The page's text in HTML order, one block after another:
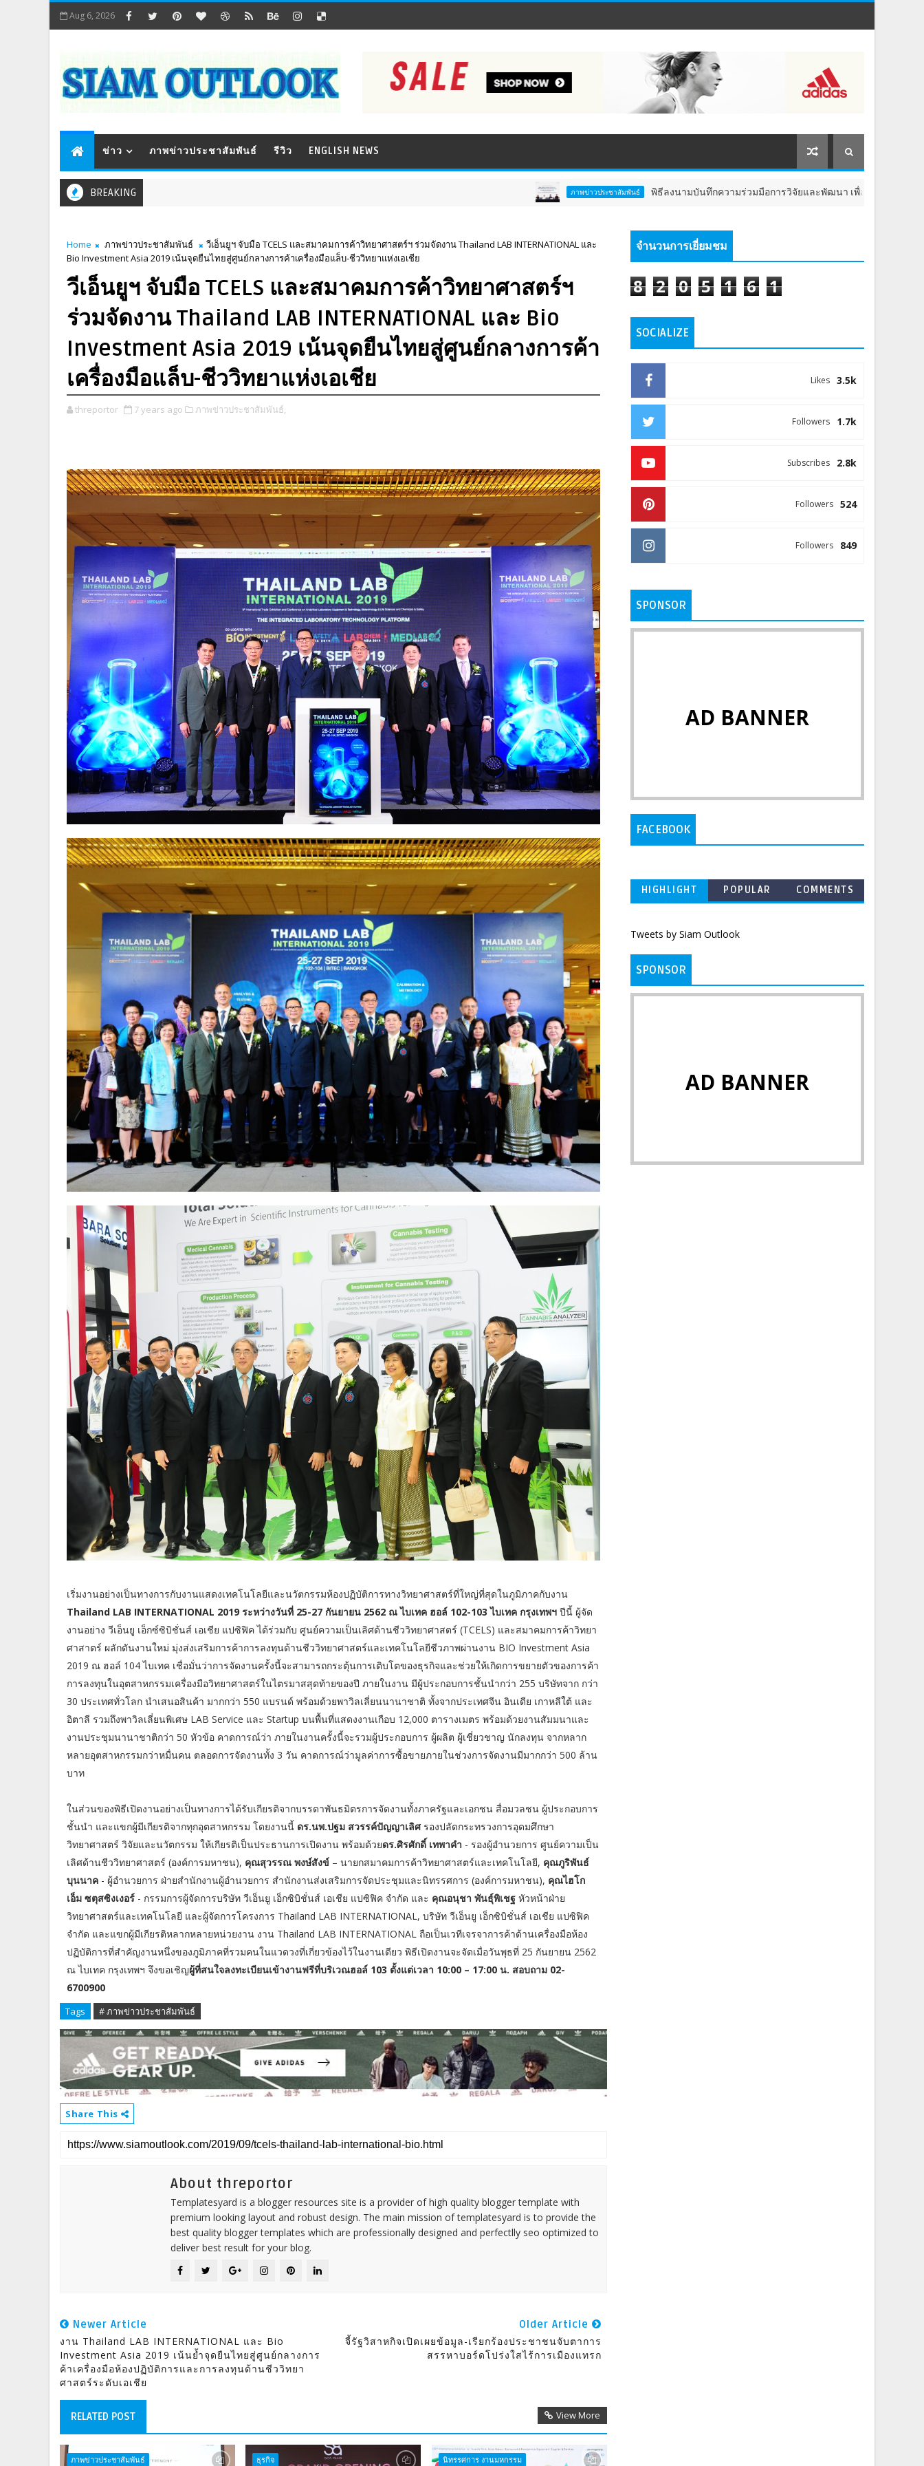
Aug 6, 2026
ข่าว ภาพข่าวประชาสัมพันธ์ รีวิว ENGLISH NEWS
BREAKING ภาพข่าวประชาสัมพันธ์ พิธีลงนามบันทึกความร่วมมือการวิจัยและพัฒนา เพื่อยกระดับ Aesthetic
Home ภาพข่าวประชาสัมพันธ์
วีเอ็นยูฯ จับมือ TCELS และสมาคมการค้าวิทยาศาสตร์ฯ ร่วมจัดงาน Thailand LAB INTERNATIONAL และ
Bio Investment Asia 2019 เน้นจุดยืนไทยสู่ศูนย์กลางการค้าเครื่องมือแล็บ-ชีววิทยาแห่งเอเชีย
วีเอ็นยูฯ จับมือ TCELS และสมาคมการค้าวิทยาศาสตร์ฯ
ร่วมจัดงาน Thailand LAB INTERNATIONAL และ Bio
Investment Asia 2019 เน้นจุดยืนไทยสู่ศูนย์กลางการค้า
เครื่องมือแล็บ-ชีววิทยาแห่งเอเชีย
threportor 7 years ago ภาพข่าวประชาสัมพันธ์,
เริ่มงานอย่างเป็นทางการกับงานแสดงเทคโนโลยีและนวัตกรรมห้องปฏิบัติการทางวิทยาศาสตร์ที่ใหญ่ที่สุดในภูมิภาคกับงาน
Thailand LAB INTERNATIONAL 2019 ระหว่างวันที่ 25-27 กันยายน 2562 ณ ไบเทค ฮอล์ 102-103 ไบเทค กรุงเทพฯ ปีนี้ ผู้จัด
งานอย่าง วีเอ็นยู เอ็กซ์ซิบิชั่นส์ เอเชีย แปซิฟิค ได้ร่วมกับ ศูนย์ความเป็นเลิศด้านชีววิทยาศาสตร์ (TCELS) และสมาคมการค้าวิทยา
ศาสาตร์ ผลักดันงานใหม่ มุ่งส่งเสริมการค้าการลงทุนด้านชีววิทยาศาสตร์และเทคโนโลยีชีวภาพผ่านงาน BIO Investment Asia
2019 ณ ฮอล์ 104 ไบเทค เชื่อมั่นว่าการจัดงานครั้งนี้จะสามารถกระตุ้นการเติบโตของธุรกิจและช่วยให้เกิดการขยายตัวของการค้า
การลงทุนในอุตสาหกรรมเครื่องมือวิทยาศาสตร์ในไตรมาสสุดท้ายของปี ภายในงาน มีผู้ประกอบการชั้นนำกว่า 255 บริษัทจาก กว่า
30 ประเทศทั่วโลก นำเสนอสินค้า มากกว่า 550 แบรนด์ พร้อมด้วยพาวิลเลี่ยนนานาชาติ ทั้งจากประเทศจีน อินเดีย เกาหลีใต้ และ
อิตาลี รวมถึงพาวิลเลี่ยนพิเศษ LAB Service และ Startup บนพื้นที่แสดงงานเกือบ 12,000 ตารางเมตร พร้อมด้วยงานสัมมนาและ
งานประชุมนานาชาติกว่า 50 หัวข้อ คาดการณ์ว่า ภายในงานครั้งนี้จะรวมผู้ประกอบการ ผู้ผลิต ผู้เชี่ยวชาญ นักลงทุน จากหลาก
หลายอุตสาหกรรมกว่าหมื่นคน ตลอดการจัดงานทั้ง 3 วัน คาดการณ์ว่ามูลค่าการซื้อขายภายในช่วงการจัดงานมีมากกว่า 500 ล้าน
บาท
ในส่วนของพิธีเปิดงานอย่างเป็นทางการได้รับเกียรติจากบรรดาพันธมิตรการจัดงานทั้งภาครัฐและเอกชน สื่อมวลชน ผู้ประกอบการ
ชั้นนำ และแขกผู้มีเกียรติจากทุกอุตสาหกรรม โดยงานนี้ ดร.นพ.ปฐม สวรรค์ปัญญาเลิศรองปลัดกระทรวงการอุดมศึกษา
วิทยาศาสตร์ วิจัยและนวัตกรรม ให้เกียรติเป็นประธานการเปิดงาน พร้อมด้วยดร.ศิรศักดิ์ เทพาคำ - รองผู้อำนวยการ ศูนย์ความเป็น
เลิศด้านชีววิทยาศาสตร์ (องค์การมหาชน), คุณสุวรรณ พงษ์สังข์ – นายกสมาคมการค้าวิทยาศาสตร์และเทคโนโลยี, คุณภูริพันธ์
บุนนาค - ผู้อำนวยการ ฝ่ายสำนักงานผู้อำนวยการ สำนักงานส่งเสริมการจัดประชุมและนิทรรศการ (องค์การมหาชน), คุณไฮโก
เอ็ม ซตุสซิงเงอร์ - กรรมการผู้จัดการบริษัท วีเอ็นยู เอ็กซิบิชั่นส์ เอเชีย แปซิฟิค จำกัด และ คุณอนุชา พันธุ์พิเชฐ หัวหน้าฝ่าย
วิทยาศาสตร์และเทคโนโลยี และผู้จัดการโครงการ Thailand LAB INTERNATIONAL, บริษัท วีเอ็นยู เอ็กซิบิชั่นส์ เอเชีย แปซิฟิค
จำกัด และแขกผู้มีเกียรติหลากหลายหน่วยงาน งาน Thailand LAB INTERNATIONAL ถือเป็นเวทีเจรจาการค้าด้านเครื่องมือห้อง
ปฏิบัติการที่สำคัญงานหนึ่งของภูมิภาคที่รวมคนในแวดวงที่เกี่ยวข้องไว้ในงานเดียว พิธีเปิดงานจะจัดเมื่อวันพุธที่ 25 กันยายน 2562
ณ ไบเทค กรุงเทพฯ จึงขอเชิญผู้ที่สนใจลงทะเบียนเข้างานฟรีที่บริเวณฮอล์ 103 ตั้งแต่เวลา 10:00 – 17:00 น. สอบถาม 02-
6700900
Tags # ภาพข่าวประชาสัมพันธ์
Share This
About threportor
Templatesyard is a blogger resources site is a provider of high quality blogger template with
premium looking layout and robust design. The main mission of templatesyard is to provide the
best quality blogger templates which are professionally designed and perfectlly seo optimized to
deliver best result for your blog.
Newer Article
งาน Thailand LAB INTERNATIONAL และ Bio
Investment Asia 2019 เน้นย้ำจุดยืนไทยสู่ศูนย์กลางการ
ค้าเครื่องมือห้องปฏิบัติการและการลงทุนด้านชีววิทยา
ศาสตร์ระดับเอเชีย
Older Article
จี้รัฐวิสาหกิจเปิดเผยข้อมูล-เรียกร้องประชาชนจับตาการ
สรรหาบอร์ดโปร่งใสไร้การเมืองแทรก
RELATED POST View More
ภาพข่าวประชาสัมพันธ์ ธุรกิจ นิทรรศการ งานมหกรรม
จำนวนการเยี่ยมชม
8 2 0 5 1 6 1
SOCIALIZE
3.5k
Likes
1.7k
Followers
2.8k
Subscribes
524
Followers
849
Followers
SPONSOR
AD BANNER
FACEBOOK
HIGHLIGHT POPULAR COMMENTS
Tweets by Siam Outlook
SPONSOR
AD BANNER